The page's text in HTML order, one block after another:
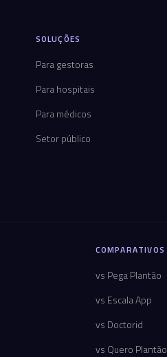
SOLUÇÕES
Para gestoras
Para hospitais
Para médicos
Setor público
COMPARATIVOS
vs Pega Plantão
vs Escala App
vs Doctorid
vs Quero Plantão